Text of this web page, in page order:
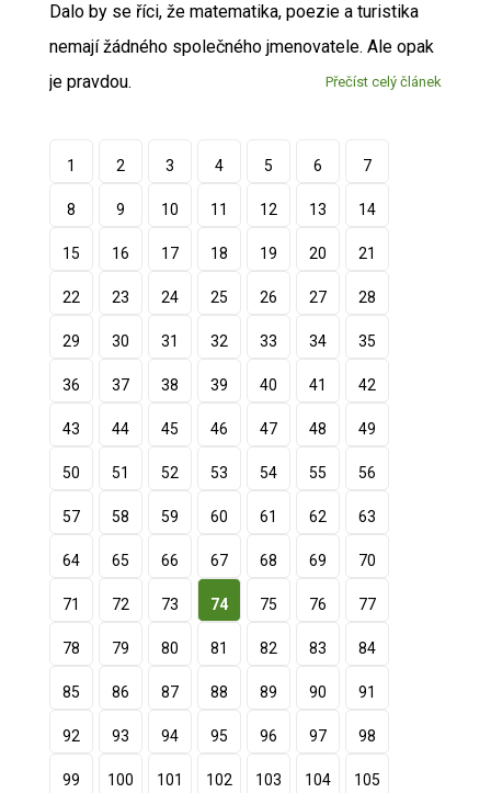
Dalo by se říci, že matematika, poezie a turistika
nemají žádného společného jmenovatele. Ale opak
je pravdou.
Přečíst celý článek
1 2 3 4 5 6 7
8 9 10 11 12 13 14
15 16 17 18 19 20 21
22 23 24 25 26 27 28
29 30 31 32 33 34 35
36 37 38 39 40 41 42
43 44 45 46 47 48 49
50 51 52 53 54 55 56
57 58 59 60 61 62 63
64 65 66 67 68 69 70
71 72 73 74 75 76 77
78 79 80 81 82 83 84
85 86 87 88 89 90 91
92 93 94 95 96 97 98
99 100 101 102 103 104 105